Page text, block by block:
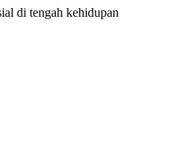
di tengah kehidupan